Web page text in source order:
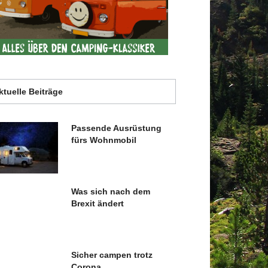
Beiträge
Passende Ausrüstung
fürs Wohnmobil
Was sich nach dem
Brexit ändert
Sicher campen trotz